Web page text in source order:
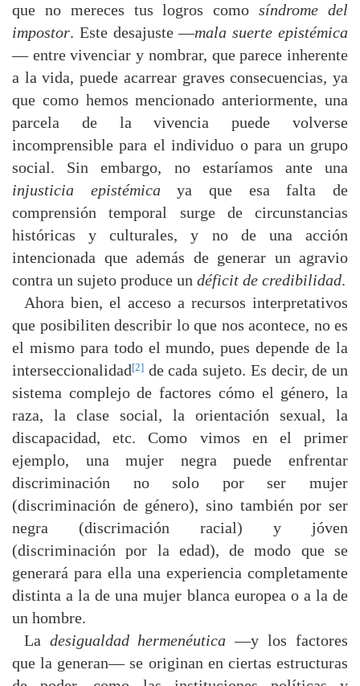
que no mereces tus logros comosíndrome del
impostor. Este desajuste —mala suerte epistémica
— entre vivenciar y nombrar, que parece inherente
a la vida, puede acarrear graves consecuencias, ya
que como hemos mencionado anteriormente, una
parcela de la vivencia puede volverse
incomprensible para el individuo o para un grupo
social. Sin embargo, no estaríamos ante una
injusticia epistémicaya que esa falta de
comprensión temporal surge de circunstancias
históricas y culturales, y no de una acción
intencionada que además de generar un agravio
contra un sujeto produce un déficit de credibilidad.
Ahora bien, el acceso a recursos interpretativos
que posibiliten describir lo que nos acontece, no es
el mismo para todo el mundo, pues depende de la
interseccionalidad[2] de cada sujeto. Es decir, de un
sistema complejo de factores cómo el género, la
raza, la clase social, la orientación sexual, la
discapacidad, etc. Como vimos en el primer
ejemplo, una mujer negra puede enfrentar
discriminación no solo por ser mujer
(discriminación de género), sino también por ser
negra (discrimación racial) y jóven
(discriminación por la edad), de modo que se
generará para ella una experiencia completamente
distinta a la de una mujer blanca europea o a la de
un hombre.
La desigualdad hermenéutica —y los factores
que la generan— se originan en ciertas estructuras